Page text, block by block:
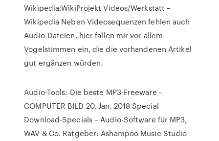
Wikipedia:WikiProjekt Videos/Werkstatt –
Wikipedia Neben Videosequenzen fehlen auch
Audio-Dateien, hier fallen mir vor allem
Vogelstimmen ein, die die vorhandenen Artikel
gut ergänzen würden.
Audio-Tools: Die beste MP3-Freeware -
COMPUTER BILD 20. Jan. 2018 Special
Download-Specials – Audio-Software für MP3,
WAV & Co. Ratgeber: Ashampoo Music Studio